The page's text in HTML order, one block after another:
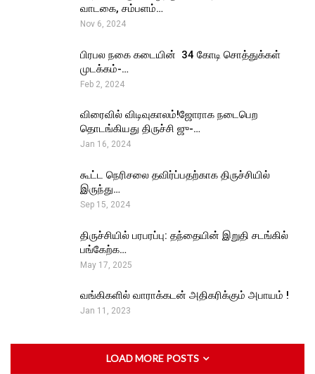
வாடகை, சம்பளம்…
Nov 6, 2024
பிரபல நகை கடையின் ₹ 34 கோடி சொத்துக்கள்
முடக்கம்-…
Feb 2, 2024
விரைவில் விடிவுகாலம்!ஜோராக நடைபெற
தொடங்கியது திருச்சி ஜு-…
Jan 16, 2024
கூட்ட நெரிசலை தவிர்ப்பதற்காக திருச்சியில்
இருந்து…
Sep 15, 2024
திருச்சியில் பரபரப்பு: தந்தையின் இறுதி சடங்கில்
பங்கேற்க…
May 17, 2025
வங்கிகளில் வாராக்கடன் அதிகரிக்கும் அபாயம் !
Jan 11, 2023
LOAD MORE POSTS